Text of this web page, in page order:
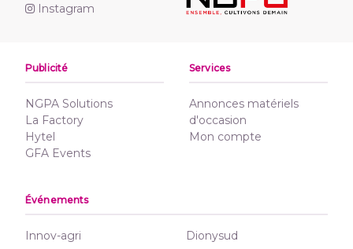
Instagram
Publicité
NGPA Solutions
La Factory
Hytel
GFA Events
Services
Annonces matériels
d'occasion
Mon compte
Événements
Innov-agri Dionysud